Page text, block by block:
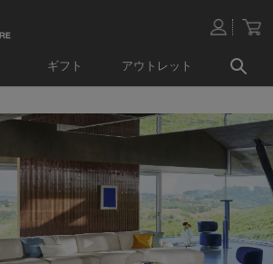
ギフト アウトレット